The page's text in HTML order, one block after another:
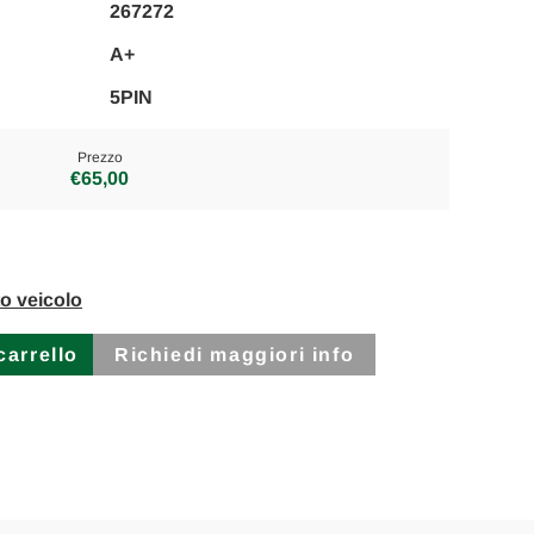
A+
267272
5PIN
Prezzo
€65,00
veicolo
Richiedi maggiori info